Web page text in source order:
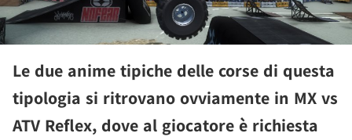
Le due anime tipiche delle corse di questa
tipologia si ritrovano ovviamente in MX vs
ATV Reflex, dove al giocatore è richiesta